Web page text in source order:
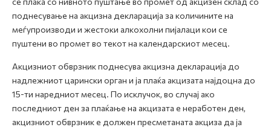
Контакт
поднесување на акцизна декларација за количините на
меѓупроизводи и жестоки алкохолни пијалаци кои се
пуштени во промет во текот на календарскиот месец.
Акцизниот обврзник поднесува акцизна декларација до
надлежниот царински орган и ја плаќа акцизата најдоцна до
15-ти наредниот месец. По исклучок, во случај ако
последниот ден за плаќање на акцизата е неработен ден,
акцизниот обврзник е должен пресметаната акциза да ја